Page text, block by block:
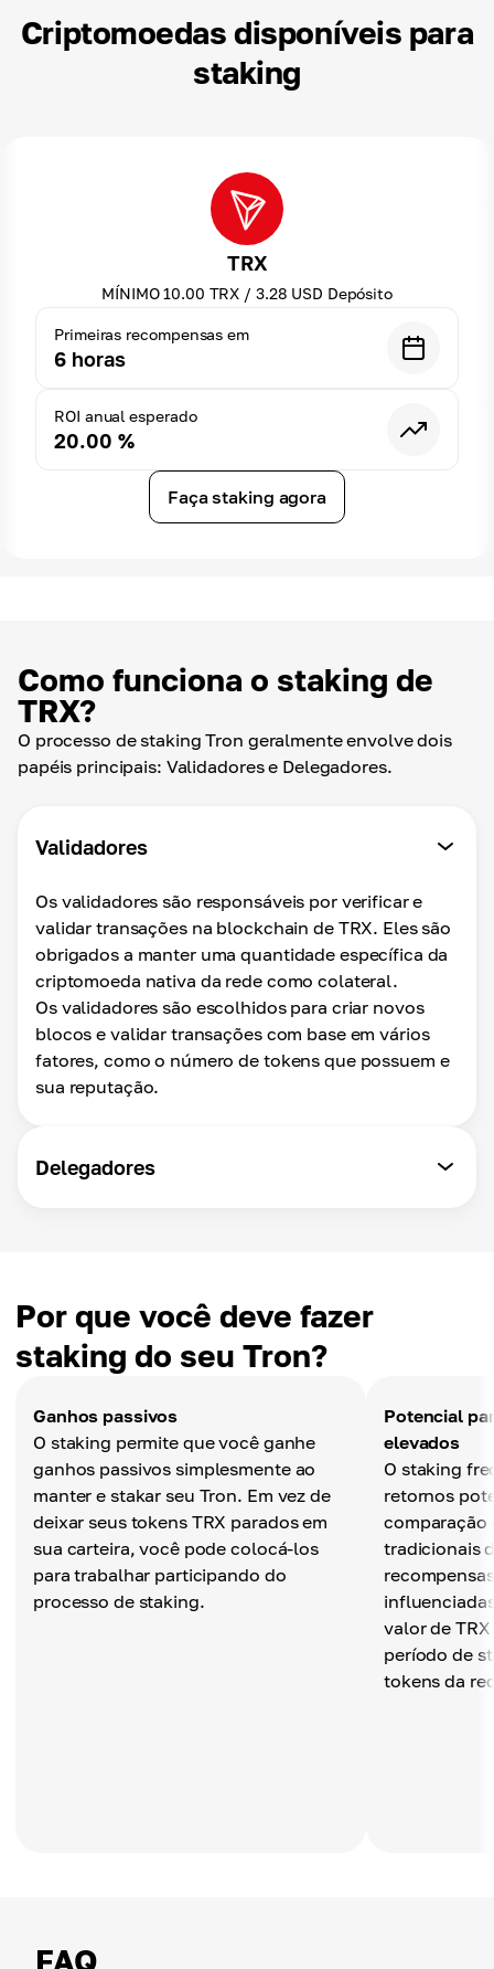
Criptomoedas disponíveis para
staking
TRX
MÍNIMO 10.00 TRX / 3.28 USD Depósito
Primeiras recompensas em
6 horas
ROI anual esperado
20.00 %
Faça staking agora
Como funciona o staking de
TRX?
O processo de staking Tron geralmente envolve dois
papéis principais: Validadores e Delegadores.
Validadores
Os validadores são responsáveis por verificar e
validar transações na blockchain de TRX. Eles são
obrigados a manter uma quantidade específica da
criptomoeda nativa da rede como colateral.
Os validadores são escolhidos para criar novos
blocos e validar transações com base em vários
fatores, como o número de tokens que possuem e
sua reputação.
Delegadores
Por que você deve fazer
staking do seu Tron?
Ganhos passivos
O staking permite que você ganhe
ganhos passivos simplesmente ao
manter e stakar seu Tron. Em vez de
deixar seus tokens TRX parados em
sua carteira, você pode colocá-los
para trabalhar participando do
processo de staking.
Potencial
elevados
O staking
retornos
comparação
tradicionais
valor de
período de
tokens da
FAQ